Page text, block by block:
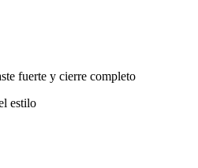
fuerte y cierre completo
estilo